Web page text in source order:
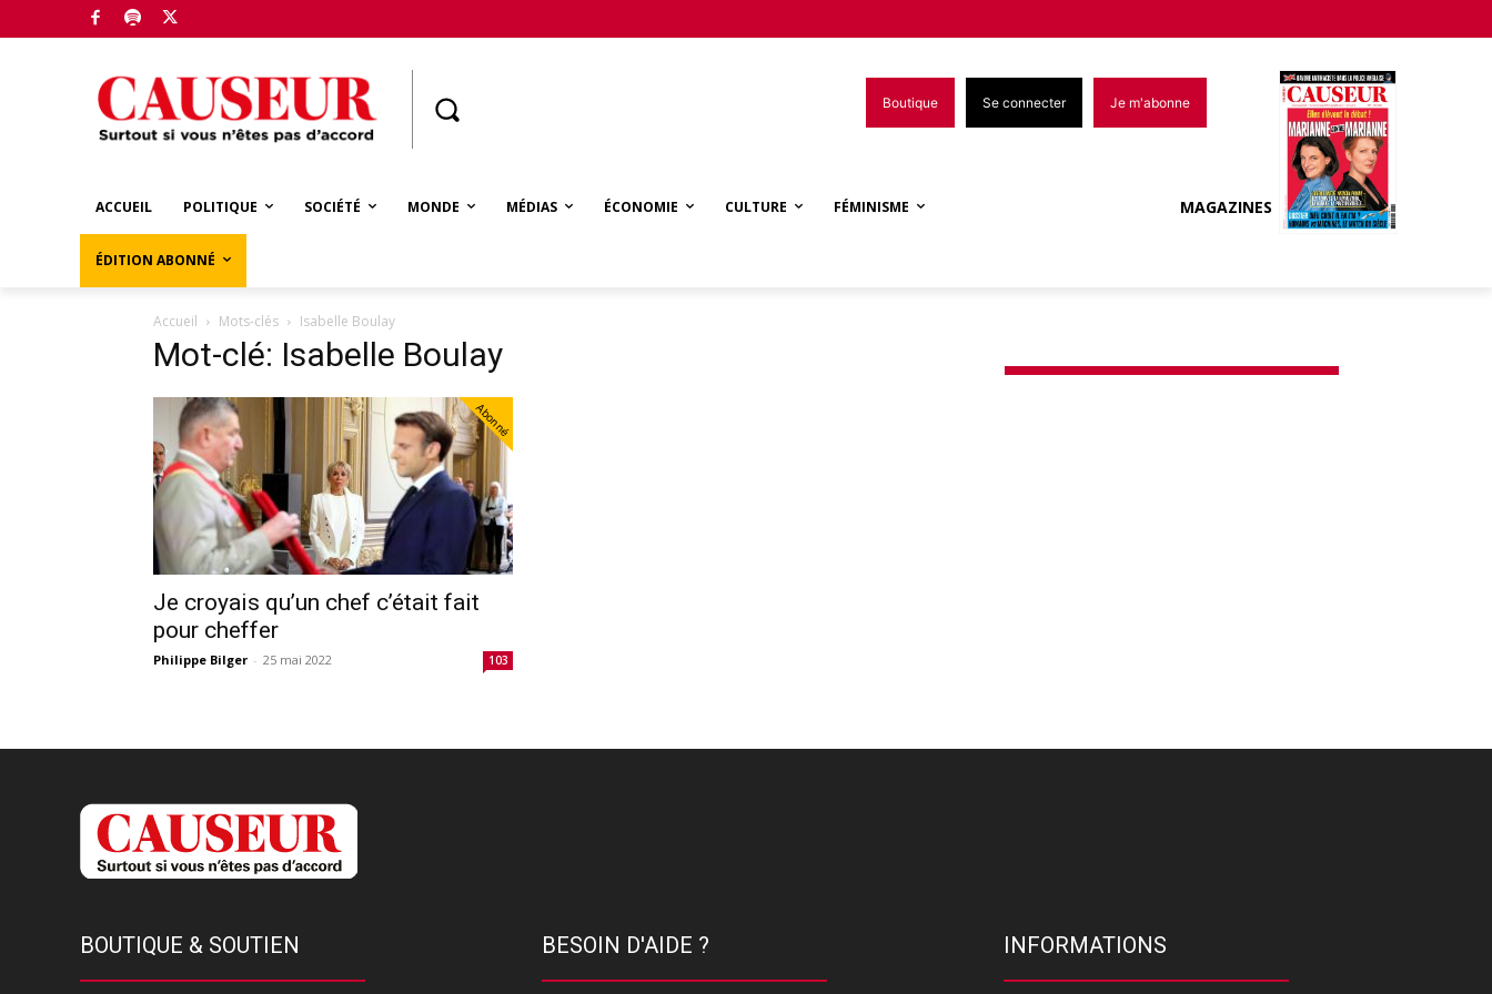
Boutique Se connecter Je m'abonne
ACCUEIL POLITIQUE SOCIÉTÉ MONDE MÉDIAS ÉCONOMIE CULTURE FÉMINISME
ÉDITION ABONNÉ
MAGAZINES
Accueil Mots-clés Isabelle Boulay
Mot-clé: Isabelle Boulay
Abonné
Je croyais qu’un chef c’était fait
pour cheffer
Philippe Bilger - 25 mai 2022 103
BOUTIQUE & SOUTIEN BESOIN D'AIDE ? INFORMATIONS